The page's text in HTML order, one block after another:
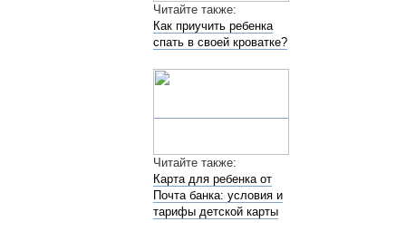
Читайте также:
Как приучить ребенка
спать в своей кроватке?
Читайте также:
Карта для ребенка от
Почта банка: условия и
тарифы детской карты